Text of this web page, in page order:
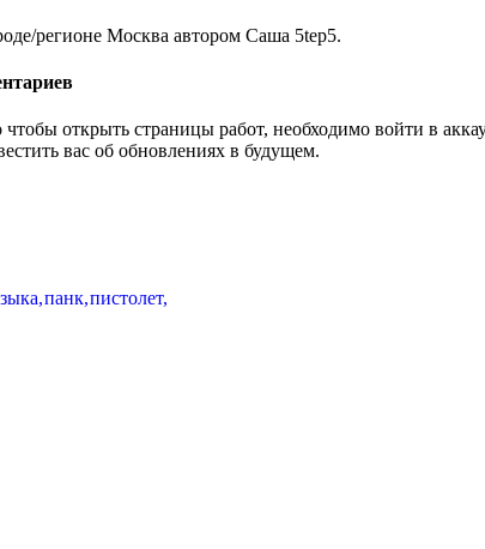
регионе Москва автором Саша 5tep5.
открыть страницы работ, необходимо войти в
вас об обновлениях в будущем.
,панк,пистолет,